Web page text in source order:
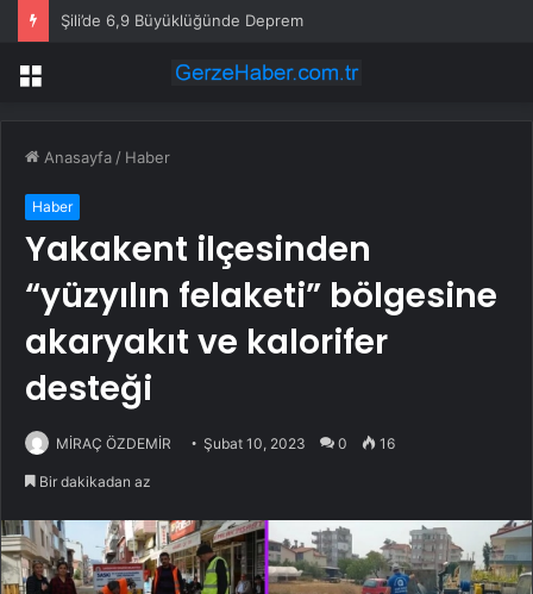
Şili’de 6,9 Büyüklüğünde Deprem
Menü
Anasayfa / Haber
Haber
Yakakent ilçesinden
“yüzyılın felaketi” bölgesine
akaryakıt ve kalorifer
desteği
MİRAÇ ÖZDEMİR Şubat 10, 2023 0 16
Bir dakikadan az